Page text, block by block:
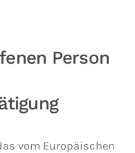
Person
vom Europäischen